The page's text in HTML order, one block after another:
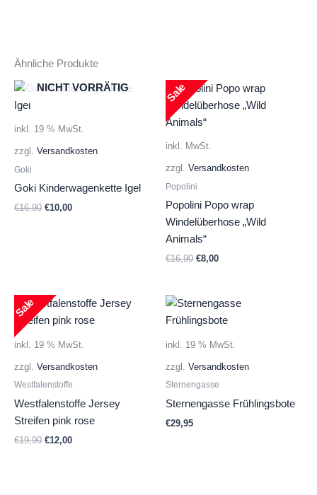
Ähnliche Produkte
NICHT VORRÄTIG
inkl. 19 % MwSt.
zzgl. Versandkosten
Goki
Goki Kinderwagenkette Igel
€16,90 Ursprünglicher
€10,00Aktueller
inkl. MwSt.
zzgl. Versandkosten
Popolini
Popolini Popo wrap
Windelüberhose „Wild
Animals“
€16,90 Ursprünglicher
€8,00Aktueller
Sale
inkl. 19 % MwSt.
zzgl. Versandkosten
Westfalenstoffe
Westfalenstoffe Jersey
Streifen pink rose
€19,90 Ursprünglicher
€12,00Aktueller
Sale
inkl. 19 % MwSt.
zzgl. Versandkosten
Sternengasse
Sternengasse Frühlingsbote
€29,95